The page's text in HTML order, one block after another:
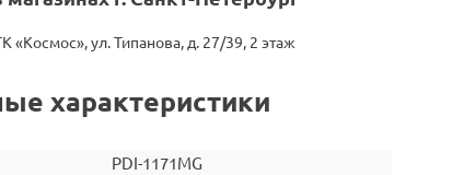
«Космос», ул. Типанова, д. 27/39, 2 этаж
характеристики
PDI-1171MG